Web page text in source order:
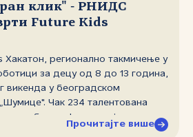
клик" ‑ РНИДС
Future Kids
Хакатон, регионално такмичење у
за децу од 8 до 13 година,
викенда у београдском
Чак 234 талентована
бивше Југославије,
радила су на решавању
Прочитајте више